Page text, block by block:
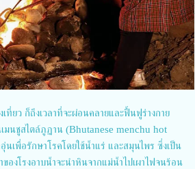
ที่ยว ก็ถึงเวลาที่จะผ่อนคลายและฟื้นฟูร่างกาย
มนชูสไตล์ภูฏาน (Bhutanese menchu hot
เพื่อรักษาโรคโดยใช้น้ำแร่ และสมุนไพร ซึ่งเป็น
ของโรงอาบน้ำจะนำหินจากแม่น้ำไปเผาไฟจนร้อน